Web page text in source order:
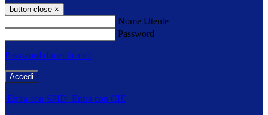
button close ×
Nome Utente
Password
Password dimenticata?
-
Entra con SPID Entra con CIE